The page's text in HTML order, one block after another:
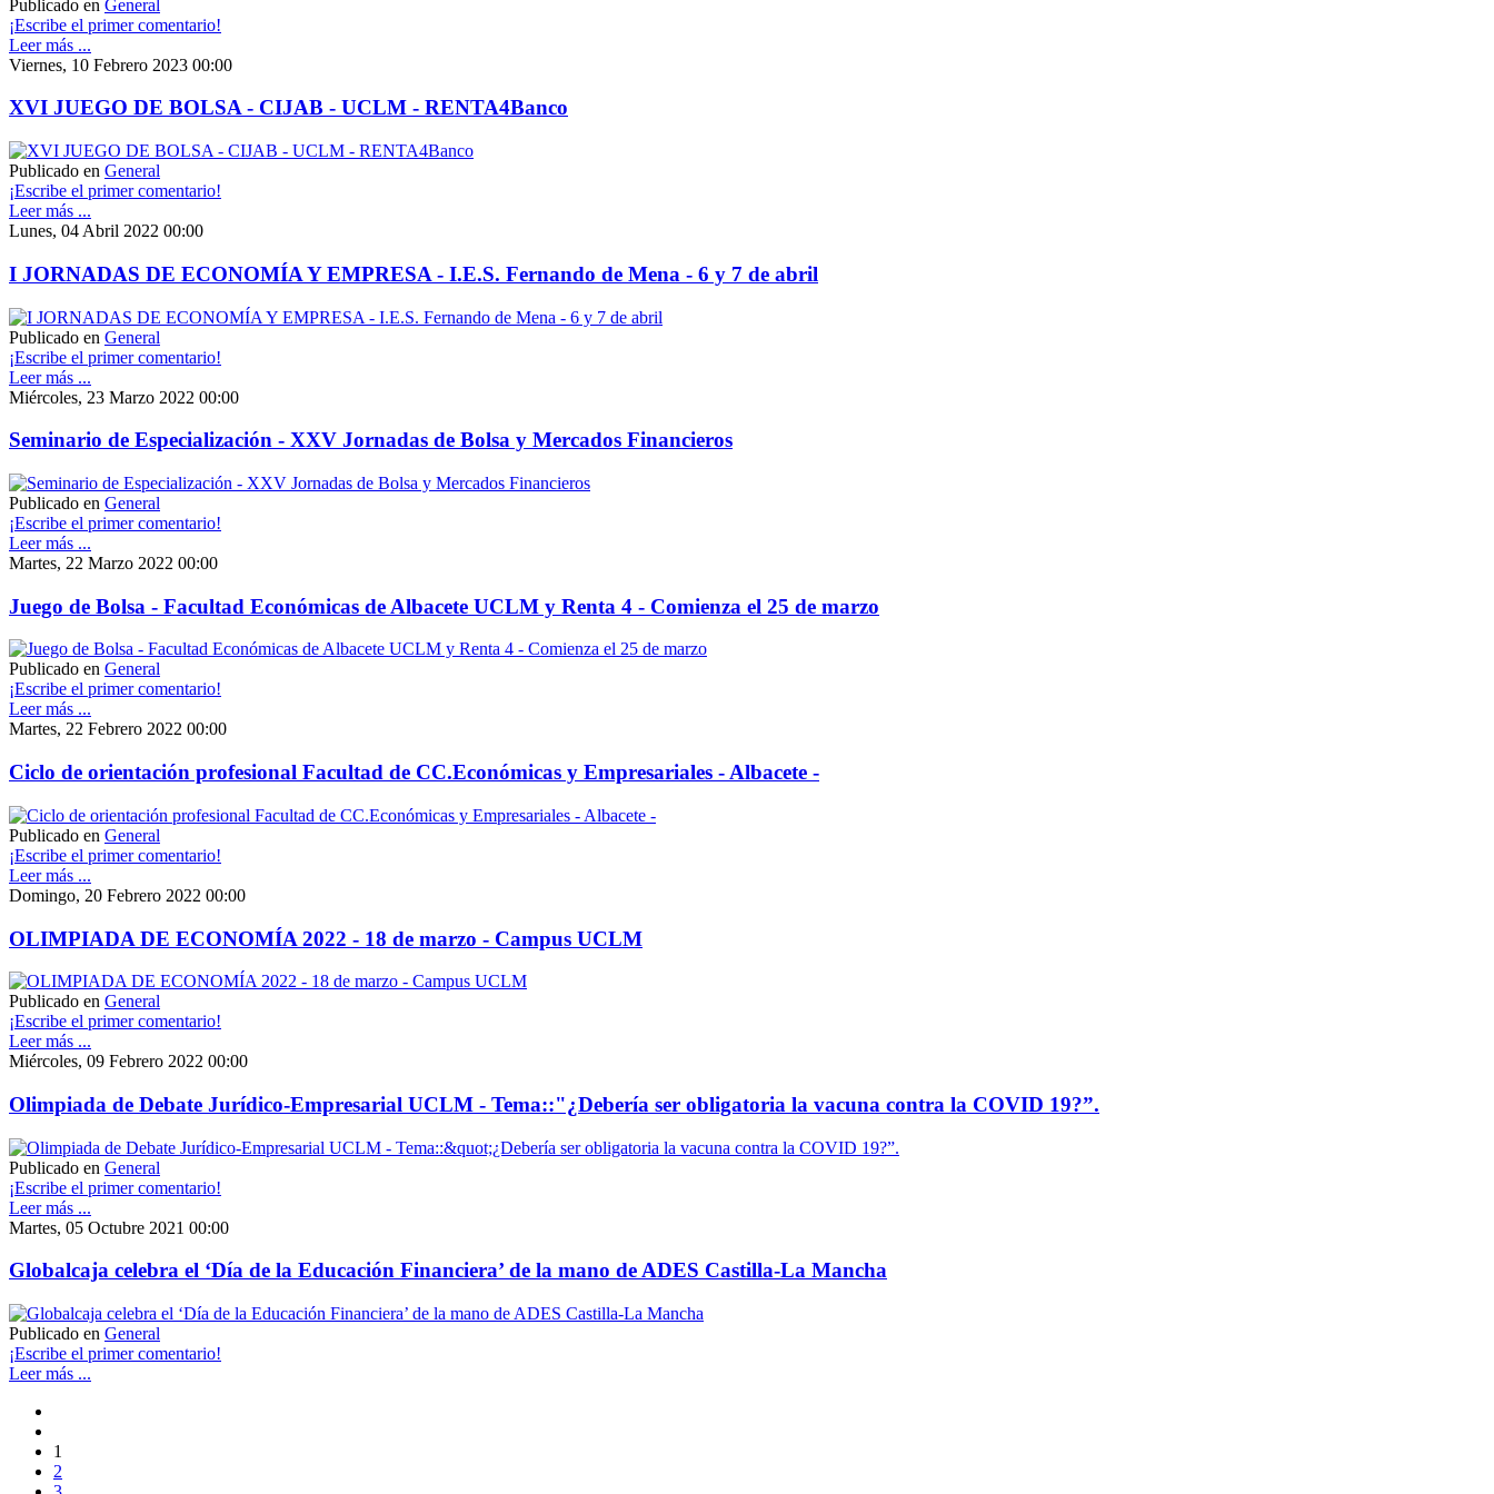
Publicado en General
¡Escribe el primer comentario!
Leer más ...
Viernes, 10 Febrero 2023 00:00
XVI JUEGO DE BOLSA - CIJAB - UCLM - RENTA4Banco
Publicado en General
¡Escribe el primer comentario!
Leer más ...
Lunes, 04 Abril 2022 00:00
I JORNADAS DE ECONOMÍA Y EMPRESA - I.E.S. Fernando de Mena - 6 y 7 de abril
Publicado en General
¡Escribe el primer comentario!
Leer más ...
Miércoles, 23 Marzo 2022 00:00
Seminario de Especialización - XXV Jornadas de Bolsa y Mercados Financieros
Publicado en General
¡Escribe el primer comentario!
Leer más ...
Martes, 22 Marzo 2022 00:00
Juego de Bolsa - Facultad Económicas de Albacete UCLM y Renta 4 - Comienza el 25 de marzo
Publicado en General
¡Escribe el primer comentario!
Leer más ...
Martes, 22 Febrero 2022 00:00
Ciclo de orientación profesional Facultad de CC.Económicas y Empresariales - Albacete -
Publicado en General
¡Escribe el primer comentario!
Leer más ...
Domingo, 20 Febrero 2022 00:00
OLIMPIADA DE ECONOMÍA 2022 - 18 de marzo - Campus UCLM
Publicado en General
¡Escribe el primer comentario!
Leer más ...
Miércoles, 09 Febrero 2022 00:00
Olimpiada de Debate Jurídico-Empresarial UCLM - Tema::"¿Debería ser obligatoria la vacuna contra la COVID 19?”.
Publicado en General
¡Escribe el primer comentario!
Leer más ...
Martes, 05 Octubre 2021 00:00
Globalcaja celebra el ‘Día de la Educación Financiera’ de la mano de ADES Castilla-La Mancha
Publicado en General
¡Escribe el primer comentario!
Leer más ...
1
2